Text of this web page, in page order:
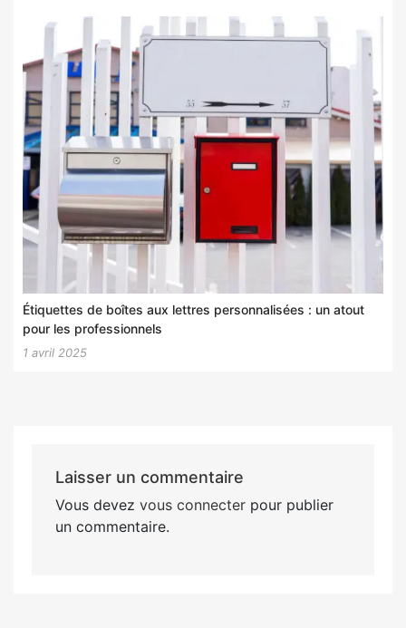
Étiquettes de boîtes aux lettres personnalisées : un atout
pour les professionnels
1 avril 2025
Laisser un commentaire
Vous devez vous connecterpour publier
un commentaire.